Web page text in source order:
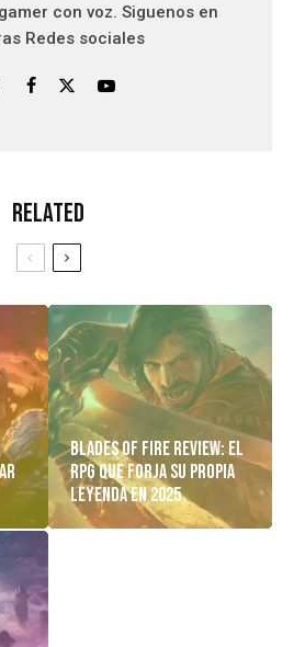
con voz. Siguenos en
Redes sociales
Related
Blades of Fire Review: El
RPG Que Forja Su Propia
Leyenda en 2025